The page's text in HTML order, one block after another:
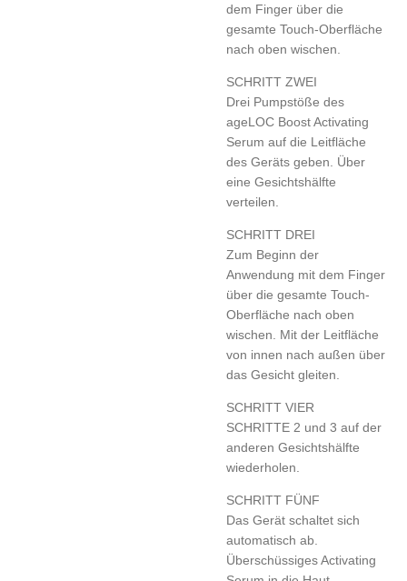
dem Finger über die
gesamte Touch-Oberfläche
nach oben wischen.
SCHRITT ZWEI
Drei Pumpstöße des
ageLOC Boost Activating
Serum auf die Leitfläche
des Geräts geben. Über
eine Gesichtshälfte
verteilen.
SCHRITT DREI
Zum Beginn der
Anwendung mit dem Finger
über die gesamte Touch-
Oberfläche nach oben
wischen. Mit der Leitfläche
von innen nach außen über
das Gesicht gleiten.
SCHRITT VIER
SCHRITTE 2 und 3 auf der
anderen Gesichtshälfte
wiederholen.
SCHRITT FÜNF
Das Gerät schaltet sich
automatisch ab.
Überschüssiges Activating